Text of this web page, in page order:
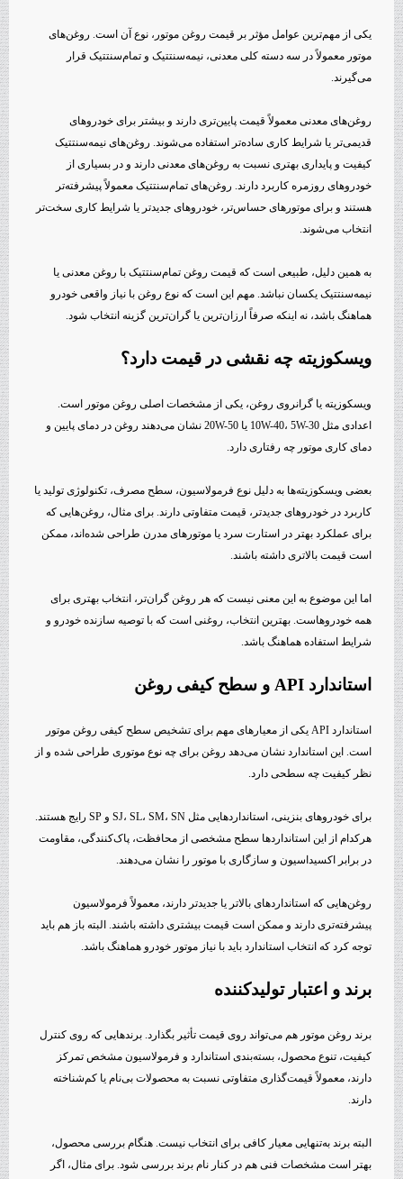
یکی از مهم‌ترین عوامل مؤثر بر قیمت روغن موتور، نوع آن است. روغن‌های
موتور معمولاً در سه دسته کلی معدنی، نیمه‌سنتتیک و تمام‌سنتتیک قرار
می‌گیرند.
روغن‌های معدنی معمولاً قیمت پایین‌تری دارند و بیشتر برای خودروهای
قدیمی‌تر یا شرایط کاری ساده‌تر استفاده می‌شوند. روغن‌های نیمه‌سنتتیک
کیفیت و پایداری بهتری نسبت به روغن‌های معدنی دارند و در بسیاری از
خودروهای روزمره کاربرد دارند. روغن‌های تمام‌سنتتیک معمولاً پیشرفته‌تر
هستند و برای موتورهای حساس‌تر، خودروهای جدیدتر یا شرایط کاری سخت‌تر
انتخاب می‌شوند.
به همین دلیل، طبیعی است که قیمت روغن تمام‌سنتتیک با روغن معدنی یا
نیمه‌سنتتیک یکسان نباشد. مهم این است که نوع روغن با نیاز واقعی خودرو
هماهنگ باشد، نه اینکه صرفاً ارزان‌ترین یا گران‌ترین گزینه انتخاب شود.
ویسکوزیته چه نقشی در قیمت دارد؟
ویسکوزیته یا گرانروی روغن، یکی از مشخصات اصلی روغن موتور است.
اعدادی مثل 10W-40، 5W-30 یا 20W-50 نشان می‌دهند روغن در دمای پایین و
دمای کاری موتور چه رفتاری دارد.
بعضی ویسکوزیته‌ها به دلیل نوع فرمولاسیون، سطح مصرف، تکنولوژی تولید یا
کاربرد در خودروهای جدیدتر، قیمت متفاوتی دارند. برای مثال، روغن‌هایی که
برای عملکرد بهتر در استارت سرد یا موتورهای مدرن طراحی شده‌اند، ممکن
است قیمت بالاتری داشته باشند.
اما این موضوع به این معنی نیست که هر روغن گران‌تر، انتخاب بهتری برای
همه خودروهاست. بهترین انتخاب، روغنی است که با توصیه سازنده خودرو و
شرایط استفاده هماهنگ باشد.
استاندارد API و سطح کیفی روغن
استاندارد API یکی از معیارهای مهم برای تشخیص سطح کیفی روغن موتور
است. این استاندارد نشان می‌دهد روغن برای چه نوع موتوری طراحی شده و از
نظر کیفیت چه سطحی دارد.
برای خودروهای بنزینی، استانداردهایی مثل SJ، SL، SM، SN و SP رایج هستند.
هرکدام از این استانداردها سطح مشخصی از محافظت، پاک‌کنندگی، مقاومت
در برابر اکسیداسیون و سازگاری با موتور را نشان می‌دهند.
روغن‌هایی که استانداردهای بالاتر یا جدیدتر دارند، معمولاً فرمولاسیون
پیشرفته‌تری دارند و ممکن است قیمت بیشتری داشته باشند. البته باز هم باید
توجه کرد که انتخاب استاندارد باید با نیاز موتور خودرو هماهنگ باشد.
برند و اعتبار تولیدکننده
برند روغن موتور هم می‌تواند روی قیمت تأثیر بگذارد. برندهایی که روی کنترل
کیفیت، تنوع محصول، بسته‌بندی استاندارد و فرمولاسیون مشخص تمرکز
دارند، معمولاً قیمت‌گذاری متفاوتی نسبت به محصولات بی‌نام یا کم‌شناخته
دارند.
البته برند به‌تنهایی معیار کافی برای انتخاب نیست. هنگام بررسی محصول،
بهتر است مشخصات فنی هم در کنار نام برند بررسی شود. برای مثال، اگر